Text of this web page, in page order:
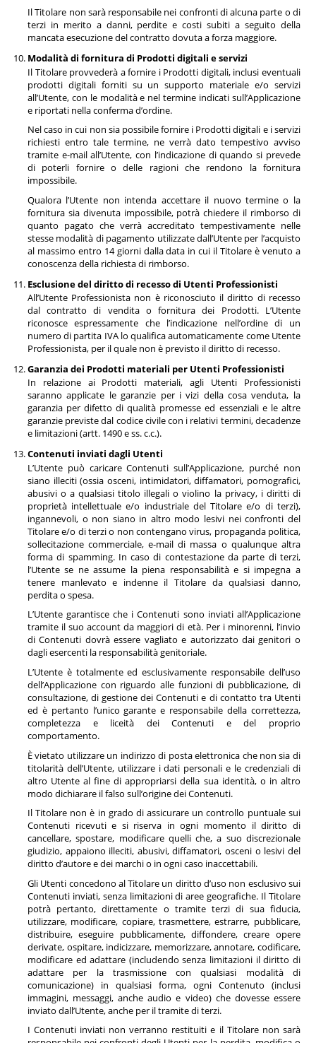
Il Titolare non sarà responsabile nei confronti di alcuna parte o di
terzi in merito a danni, perdite e costi subiti a seguito della
mancata esecuzione del contratto dovuta a forza maggiore.
Modalità di fornitura di Prodotti digitali e servizi
Il Titolare provvederà a fornire i Prodotti digitali, inclusi eventuali
prodotti digitali forniti su un supporto materiale e/o servizi
all’Utente, con le modalità e nel termine indicati sull’Applicazione
e riportati nella conferma d’ordine.
Nel caso in cui non sia possibile fornire i Prodotti digitali e i servizi
richiesti entro tale termine, ne verrà dato tempestivo avviso
tramite e-mail all’Utente, con l’indicazione di quando si prevede
di poterli fornire o delle ragioni che rendono la fornitura
impossibile.
Qualora l’Utente non intenda accettare il nuovo termine o la
fornitura sia divenuta impossibile, potrà chiedere il rimborso di
quanto pagato che verrà accreditato tempestivamente nelle
stesse modalità di pagamento utilizzate dall’Utente per l’acquisto
al massimo entro 14 giorni dalla data in cui il Titolare è venuto a
conoscenza della richiesta di rimborso.
Esclusione del diritto di recesso di Utenti Professionisti
All’Utente Professionista non è riconosciuto il diritto di recesso
dal contratto di vendita o fornitura dei Prodotti. L’Utente
riconosce espressamente che l’indicazione nell’ordine di un
numero di partita IVA lo qualifica automaticamente come Utente
Professionista, per il quale non è previsto il diritto di recesso.
Garanzia dei Prodotti materiali per Utenti Professionisti
In relazione ai Prodotti materiali, agli Utenti Professionisti
saranno applicate le garanzie per i vizi della cosa venduta, la
garanzia per difetto di qualità promesse ed essenziali e le altre
garanzie previste dal codice civile con i relativi termini, decadenze
e limitazioni (artt. 1490 e ss. c.c.).
Contenuti inviati dagli Utenti
L’Utente può caricare Contenuti sull’Applicazione, purché non
siano illeciti (ossia osceni, intimidatori, diffamatori, pornografici,
abusivi o a qualsiasi titolo illegali o violino la privacy, i diritti di
proprietà intellettuale e/o industriale del Titolare e/o di terzi),
ingannevoli, o non siano in altro modo lesivi nei confronti del
Titolare e/o di terzi o non contengano virus, propaganda politica,
sollecitazione commerciale, e-mail di massa o qualunque altra
forma di spamming. In caso di contestazione da parte di terzi,
l’Utente se ne assume la piena responsabilità e si impegna a
tenere manlevato e indenne il Titolare da qualsiasi danno,
perdita o spesa.
L’Utente garantisce che i Contenuti sono inviati all’Applicazione
tramite il suo account da maggiori di età. Per i minorenni, l’invio
di Contenuti dovrà essere vagliato e autorizzato dai genitori o
dagli esercenti la responsabilità genitoriale.
L’Utente è totalmente ed esclusivamente responsabile dell’uso
dell’Applicazione con riguardo alle funzioni di pubblicazione, di
consultazione, di gestione dei Contenuti e di contatto tra Utenti
ed è pertanto l’unico garante e responsabile della correttezza,
completezza e liceità dei Contenuti e del proprio
comportamento.
È vietato utilizzare un indirizzo di posta elettronica che non sia di
titolarità dell’Utente, utilizzare i dati personali e le credenziali di
altro Utente al fine di appropriarsi della sua identità, o in altro
modo dichiarare il falso sull’origine dei Contenuti.
Il Titolare non è in grado di assicurare un controllo puntuale sui
Contenuti ricevuti e si riserva in ogni momento il diritto di
cancellare, spostare, modificare quelli che, a suo discrezionale
giudizio, appaiono illeciti, abusivi, diffamatori, osceni o lesivi del
diritto d’autore e dei marchi o in ogni caso inaccettabili.
Gli Utenti concedono al Titolare un diritto d’uso non esclusivo sui
Contenuti inviati, senza limitazioni di aree geografiche. Il Titolare
potrà pertanto, direttamente o tramite terzi di sua fiducia,
utilizzare, modificare, copiare, trasmettere, estrarre, pubblicare,
distribuire, eseguire pubblicamente, diffondere, creare opere
derivate, ospitare, indicizzare, memorizzare, annotare, codificare,
modificare ed adattare (includendo senza limitazioni il diritto di
adattare per la trasmissione con qualsiasi modalità di
comunicazione) in qualsiasi forma, ogni Contenuto (inclusi
immagini, messaggi, anche audio e video) che dovesse essere
inviato dall’Utente, anche per il tramite di terzi.
I Contenuti inviati non verranno restituiti e il Titolare non sarà